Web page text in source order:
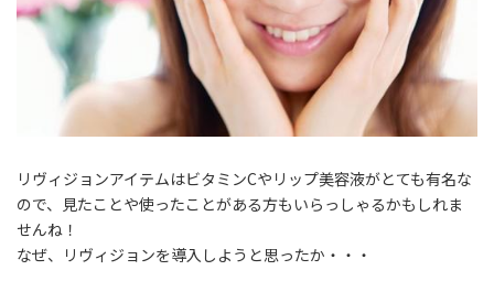
リヴィジョンアイテムはビタミンCやリップ美容液がとても有名な
ので、見たことや使ったことがある方もいらっしゃるかもしれま
せんね！
なぜ、 リヴィジョンを導入しようと思ったか・・・